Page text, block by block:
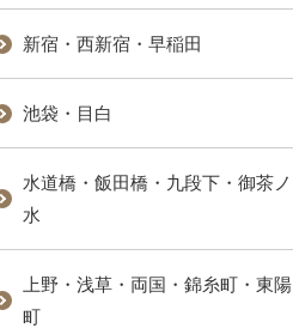
新宿・西新宿・早稲田
池袋・目白
水道橋・飯田橋・九段下・御茶ノ
水
上野・浅草・両国・錦糸町・東陽
町